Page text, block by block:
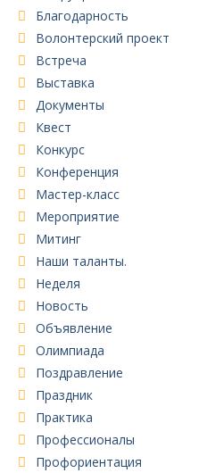
Благодарность
Волонтерский проект
Встреча
Выставка
Документы
Квест
Конкурс
Конференция
Мастер-класс
Мероприятие
Митинг
Наши таланты.
Неделя
Новость
Объявление
Олимпиада
Поздравление
Праздник
Практика
Профессионалы
Профориентация